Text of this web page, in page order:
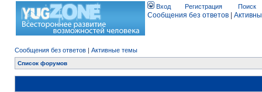
Вход Регистрация Поиск
Сообщения без ответов
Сообщения без ответов | Активные темы
Список форумов